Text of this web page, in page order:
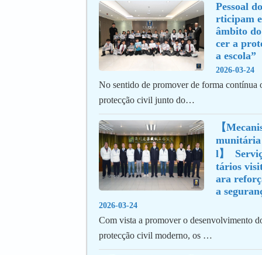
Pessoal
rticipam
âmbito
cer a
a escola”
2026-03-24
No sentido de promover de forma contínua
protecção civil junto do…
【
munitária
l】
tários
ara
a
2026-03-24
Com vista a promover o desenvolvimento
protecção civil moderno, os …